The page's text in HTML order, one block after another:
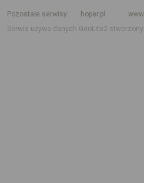
Pozostałe serwisy
hoper.pl
Serwis używa danych GeoLite2